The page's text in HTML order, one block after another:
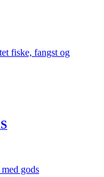
fiske, fangst og
gods